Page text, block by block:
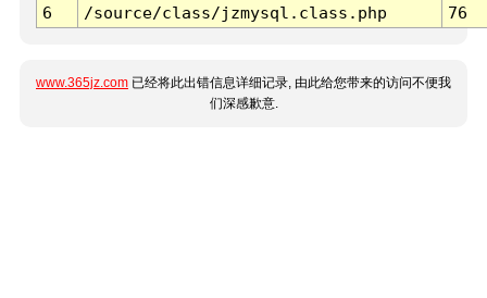
6 /source/class/jzmysql.class.php 76
www.365jz.com 已经将此出错信息详细记录, 由此给您带来的访问不便我
们深感歉意.